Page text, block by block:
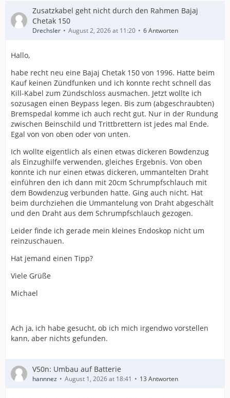
Zusatzkabel geht nicht durch den Rahmen Bajaj
Chetak 150
Drechsler August 2, 2026 at 11:20 6 Antworten
Hallo,
habe recht neu eine Bajaj Chetak 150 von 1996. Hatte beim
Kauf keinen Zündfunken und ich konnte recht schnell das
Kill-Kabel zum Zündschloss ausmachen. Jetzt wollte ich
sozusagen einen Beypass legen. Bis zum (abgeschraubten)
Bremspedal komme ich auch recht gut. Nur in der Rundung
zwischen Beinschild und Trittbrettern ist jedes mal Ende.
Egal von von oben oder von unten.
Ich wollte eigentlich als einen etwas dickeren Bowdenzug
als Einzughilfe verwenden, gleiches Ergebnis. Von oben
konnte ich nur einen etwas dickeren, ummantelten Draht
einführen den ich dann mit 20cm Schrumpfschlauch mit
dem Bowdenzug verbunden hatte. Ging auch nicht. Hat
beim durchziehen die Ummantelung von Draht abgeschält
und den Draht aus dem Schrumpfschlauch gezogen.
Leider finde ich gerade mein kleines Endoskop nicht um
reinzuschauen.
Hat jemand einen Tipp?
Viele Grüße
Michael
Ach ja, ich habe gesucht, ob ich mich irgendwo vorstellen
kann, aber nichts gefunden.
V50n: Umbau auf Batterie
hannnez August 1, 2026 at 18:41 13 Antworten